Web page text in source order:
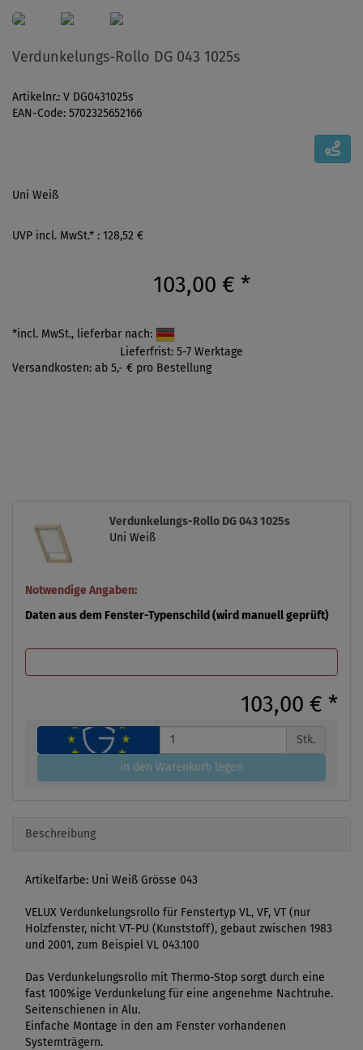
Verdunkelungs-Rollo DG 043 1025s
Artikelnr.: V DG0431025s
EAN-Code: 5702325652166
Uni Weiß
UVP incl. MwSt.* : 128,52 €
103,00 € *
*incl. MwSt., lieferbar nach:
Lieferfrist: 5-7 Werktage
Versandkosten: ab 5,- € pro Bestellung
Verdunkelungs-Rollo DG 043 1025s
Uni Weiß
Notwendige Angaben:
Daten aus dem Fenster-Typenschild (wird manuell geprüft)
103,00 € *
Stk.
in den Warenkorb legen
Beschreibung
Artikelfarbe: Uni Weiß Grösse 043
VELUX Verdunkelungsrollo für Fenstertyp VL, VF, VT (nur
Holzfenster, nicht VT-PU (Kunststoff), gebaut zwischen 1983
und 2001, zum Beispiel VL 043.100
Das Verdunkelungsrollo mit Thermo-Stop sorgt durch eine
fast 100%ige Verdunkelung für eine angenehme Nachtruhe.
Seitenschienen in Alu.
Einfache Montage in den am Fenster vorhandenen
Systemträgern.